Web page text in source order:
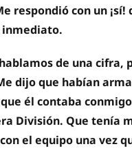
respondió con un ¡sí!
de una cifra,
dijo que habían
él contaba
División. Que tenía
el equipo una vez